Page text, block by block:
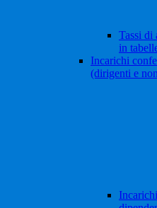
Tassi di
in
Incarichi
(dirigenti e